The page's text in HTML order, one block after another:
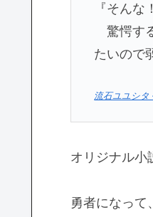
『そんな
驚愕す
たいので
流石ユユシタ
オリジナル小
勇者になって